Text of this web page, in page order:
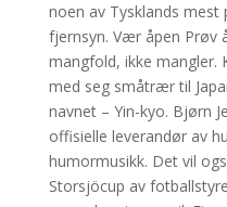
noen av Tysklands
fjernsyn. Vær åpen Prøv
mangfold, ikke mangler.
med seg småtrær til
navnet – Yin-kyo. Bjørn
offisielle leverandør av
humormusikk. Det vil
Storsjöcup av